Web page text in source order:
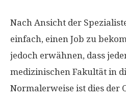
Nach Ansicht der
einfach, einen Job zu
jedoch erwähnen, dass
medizinischen Fakultät in
Normalerweise ist dies der